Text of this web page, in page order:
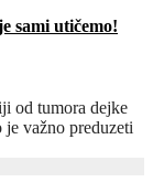
sami utičemo!
od tumora dejke
važno preduzeti